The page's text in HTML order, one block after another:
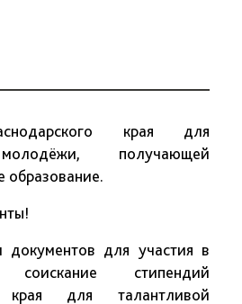
края для
получающей
образование.
документов для участия в
стипендий
края для талантливой